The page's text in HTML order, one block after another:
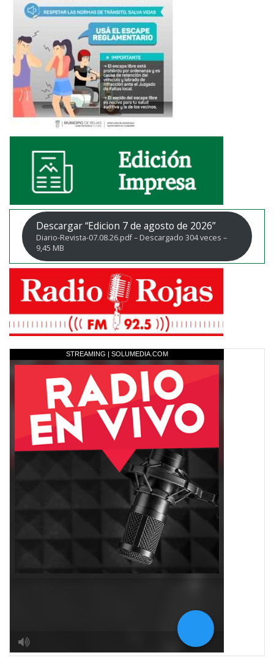
Descargar “Edicion 7 de agosto de 2026”
Diario-Revista-07.08.26.pdf – Descargado 304 veces –
9,45 MB